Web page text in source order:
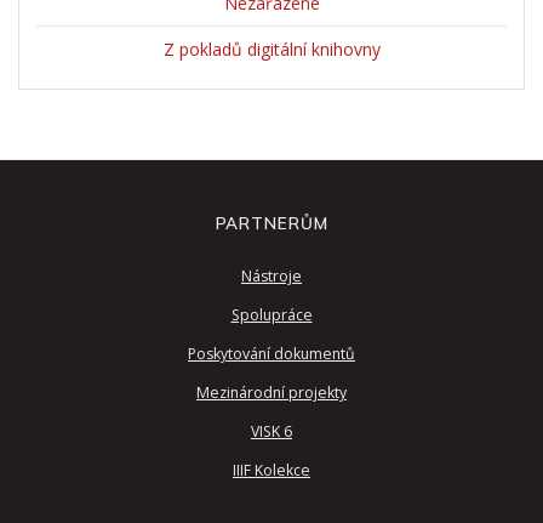
Z pokladů digitální knihovny
PARTNERŮM
Nástroje
Spolupráce
Poskytování dokumentů
Mezinárodní projekty
VISK 6
IIIF Kolekce